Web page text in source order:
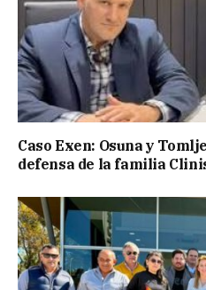
Caso Exen: Osuna y
defensa de la familia